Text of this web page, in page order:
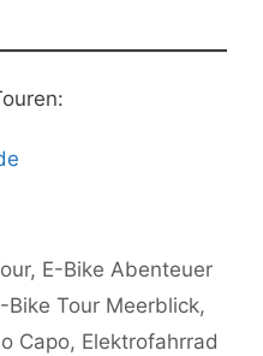
, E-Bike Abenteuer
Bike Tour Meerblick,
Capo, Elektrofahrrad